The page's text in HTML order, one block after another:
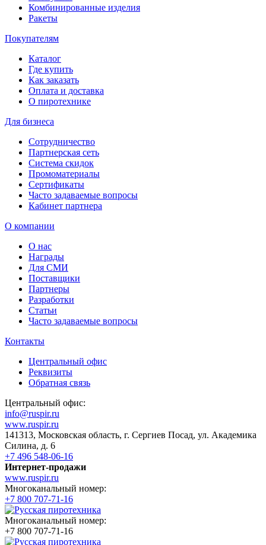
Комбинированные изделия
Ракеты
Покупателям
Каталог
Где купить
Как заказать
Оплата и доставка
О пиротехнике
Для бизнеса
Сотрудничество
Партнерская сеть
Система скидок
Промоматериалы
Сертификаты
Часто задаваемые вопросы
Кабинет партнера
О компании
О нас
Награды
Для СМИ
Поставщики
Партнеры
Разработки
Статьи
Часто задаваемые вопросы
Контакты
Центральный офис
Реквизиты
Обратная связь
Центральный офис:
info@ruspir.ru
www.ruspir.ru
141313, Московская область, г. Сергиев Посад, ул. Академика
Силина, д. 6
+7 496 548-06-16
Интернет-продажи
www.ruspir.ru
Многоканальный номер:
+7 800 707-71-16
Многоканальный номер:
+7 800 707-71-16